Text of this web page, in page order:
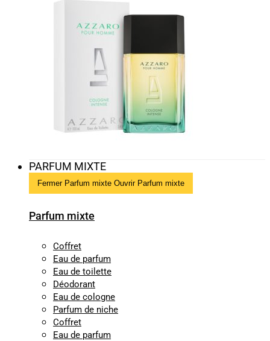
PARFUM MIXTE
Fermer Parfum mixte Ouvrir Parfum mixte
Parfum mixte
Coffret
Eau de parfum
Eau de toilette
Déodorant
Eau de cologne
Parfum de niche
Coffret
Eau de parfum